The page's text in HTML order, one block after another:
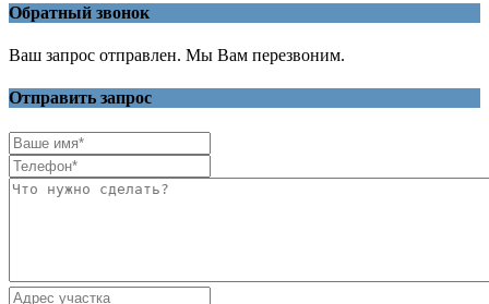
Обратный звонок
Ваш запрос отправлен. Мы Вам перезвоним.
Отправить запрос